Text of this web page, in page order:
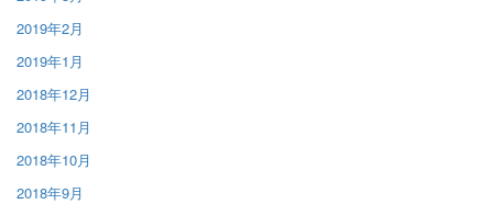
2019年2月
2019年1月
2018年12月
2018年11月
2018年10月
2018年9月